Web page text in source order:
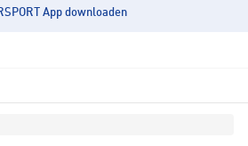
App downloaden